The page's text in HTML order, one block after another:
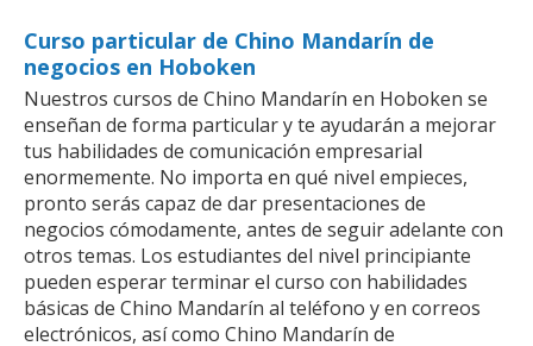
Curso particular de Chino Mandarín de
negocios en Hoboken
Nuestros cursos de Chino Mandarín en Hoboken se
enseñan de forma particular y te ayudarán a mejorar
tus habilidades de comunicación empresarial
enormemente. No importa en qué nivel empieces,
pronto serás capaz de dar presentaciones de
negocios cómodamente, antes de seguir adelante con
otros temas. Los estudiantes del nivel principiante
pueden esperar terminar el curso con habilidades
básicas de Chino Mandarín al teléfono y en correos
electrónicos, así como Chino Mandarín de